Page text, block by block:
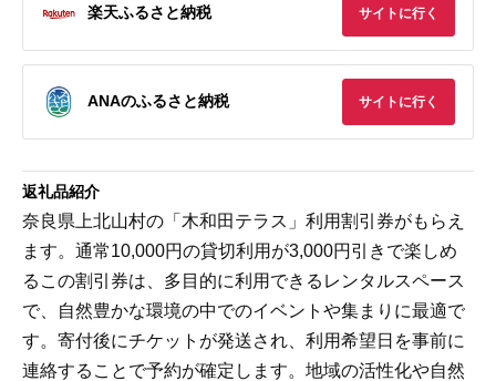
楽天ふるさと納税 サイトに行く
ANAのふるさと納税 サイトに行く
返礼品紹介
奈良県上北山村の「木和田テラス」利用割引券がもらえ
ます。通常10,000円の貸切利用が3,000円引きで楽しめ
るこの割引券は、多目的に利用できるレンタルスペース
で、自然豊かな環境の中でのイベントや集まりに最適で
す。寄付後にチケットが発送され、利用希望日を事前に
連絡することで予約が確定します。地域の活性化や自然